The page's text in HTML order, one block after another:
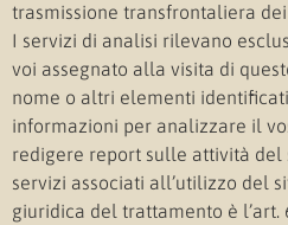
trasmissione transfrontaliera
I servizi di analisi rilevano
voi assegnato alla visita di
nome o altri elementi
informazioni per analizzare il
redigere report sulle attività
servizi associati all’utilizzo del
giuridica del trattamento è l’art.